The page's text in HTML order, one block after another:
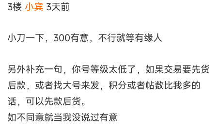
3楼 小宾 3天前
小刀一下，300有意，不行就等有缘人
另外补充一句，你号等级太低了，如果交易要先货
后款，或者找大号来发，积分或者帖数比我多的
话，可以先款后货。
如不同意就当我没说过有意